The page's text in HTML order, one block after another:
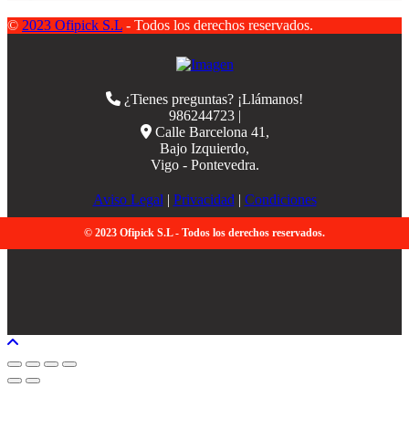
© 2023 Ofipick S.L - Todos los derechos reservados.
¿Tienes preguntas? ¡Llámanos!
986244723 |
Calle Barcelona 41,
Bajo Izquierdo,
Vigo - Pontevedra.
Aviso Legal | Privacidad | Condiciones
© 2023 Ofipick S.L - Todos los derechos reservados.